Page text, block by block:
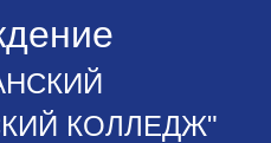
КОЛЛЕДЖ"